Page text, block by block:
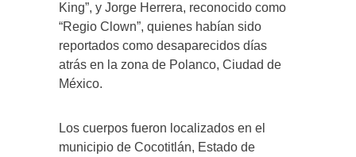
King”, y Jorge Herrera, reconocido como
“Regio Clown”, quienes habían sido
reportados como desaparecidos días
atrás en la zona de Polanco, Ciudad de
México.
Los cuerpos fueron localizados en el
municipio de Cocotitlán, Estado de